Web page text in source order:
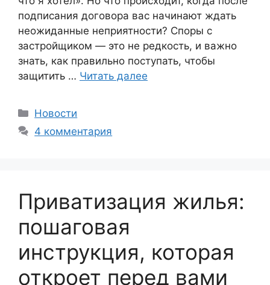
подписания договора вас начинают ждать
неожиданные неприятности? Споры с
застройщиком — это не редкость, и важно
знать, как правильно поступать, чтобы
защитить … Читать далее
Рубрики
Новости
4 комментария
Приватизация жилья:
пошаговая
инструкция, которая
откроет перед вами